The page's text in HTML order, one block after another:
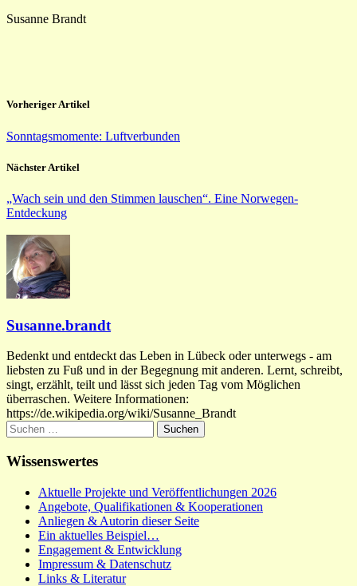
Susanne Brandt
Vorheriger Artikel
Sonntagsmomente: Luftverbunden
Nächster Artikel
„Wach sein und den Stimmen lauschen“. Eine Norwegen-
Entdeckung
Susanne.brandt
Bedenkt und entdeckt das Leben in Lübeck oder unterwegs - am
liebsten zu Fuß und in der Begegnung mit anderen. Lernt, schreibt,
singt, erzählt, teilt und lässt sich jeden Tag vom Möglichen
überraschen. Weitere Informationen:
https://de.wikipedia.org/wiki/Susanne_Brandt
Suchen
nach:
Wissenswertes
Aktuelle Projekte und Veröffentlichungen 2026
Angebote, Qualifikationen & Kooperationen
Anliegen & Autorin dieser Seite
Ein aktuelles Beispiel…
Engagement & Entwicklung
Impressum & Datenschutz
Links & Literatur